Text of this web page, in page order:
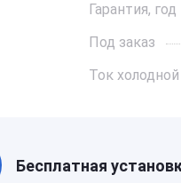
Гарантия, год
Под заказ
Ток
Бесплатная